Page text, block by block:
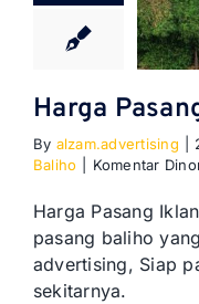
SPESIALISASI
GALERI
KONTAK
BLOG
Harga
By alzam.advertising
Baliho
Komentar
Harga Pasang
pasang baliho
advertising, Siap
sekitarnya.